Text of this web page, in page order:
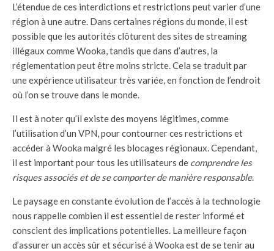
L’étendue de ces interdictions et restrictions peut varier d’une
région à une autre. Dans certaines régions du monde, il est
possible que les autorités clôturent des sites de streaming
illégaux comme Wooka, tandis que dans d’autres, la
réglementation peut être moins stricte. Cela se traduit par
une expérience utilisateur très variée, en fonction de l’endroit
où l’on se trouve dans le monde.
Il est à noter qu’il existe des moyens légitimes, comme
l’utilisation d’un VPN, pour contourner ces restrictions et
accéder à Wooka malgré les blocages régionaux. Cependant,
il est important pour tous les utilisateurs de comprendre les
risques associés et de se comporter de manière responsable.
Le paysage en constante évolution de l’accès à la technologie
nous rappelle combien il est essentiel de rester informé et
conscient des implications potentielles. La meilleure façon
d’assurer un accès sûr et sécurisé à Wooka est de se tenir au